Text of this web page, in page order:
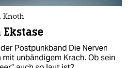
Knoth
Postpunkband Die Nerven
unbändigem Krach. Ob sein